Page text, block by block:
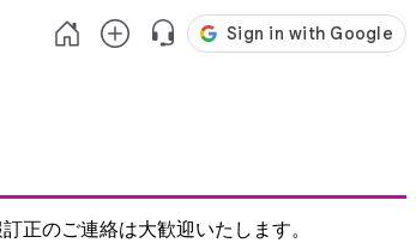
正のご連絡は大歓迎いたします。